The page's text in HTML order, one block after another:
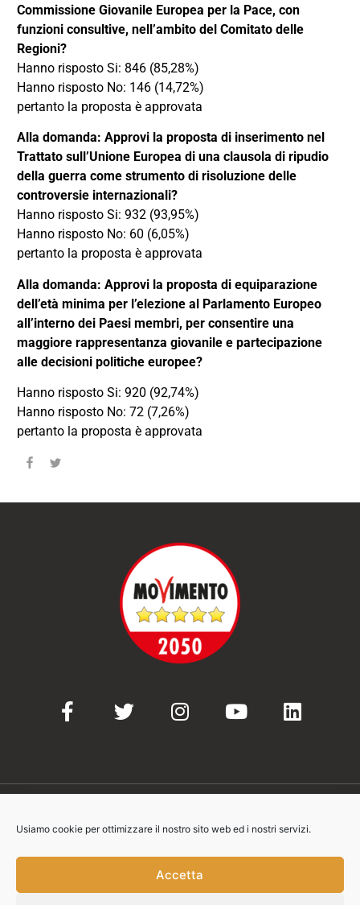
Usiamo cookie per ottimizzare il nostro sito web ed i nostri servizi.
Accetta
Commissione Giovanile Europea per la Pace, con
funzioni consultive, nell’ambito del Comitato delle
Regioni?
Hanno risposto Si: 846 (85,28%)
Hanno risposto No: 146 (14,72%)
pertanto la proposta è approvata
Alla domanda: Approvi la proposta di inserimento nel
Trattato sull’Unione Europea di una clausola di ripudio
della guerra come strumento di risoluzione delle
controversie internazionali?
Hanno risposto Si: 932 (93,95%)
Hanno risposto No: 60 (6,05%)
pertanto la proposta è approvata
Alla domanda: Approvi la proposta di equiparazione
dell’età minima per l’elezione al Parlamento Europeo
all’interno dei Paesi membri, per consentire una
maggiore rappresentanza giovanile e partecipazione
alle decisioni politiche europee?
Hanno risposto Si: 920 (92,74%)
Hanno risposto No: 72 (7,26%)
pertanto la proposta è approvata
© 2021-2023 Movimento 5 Stelle